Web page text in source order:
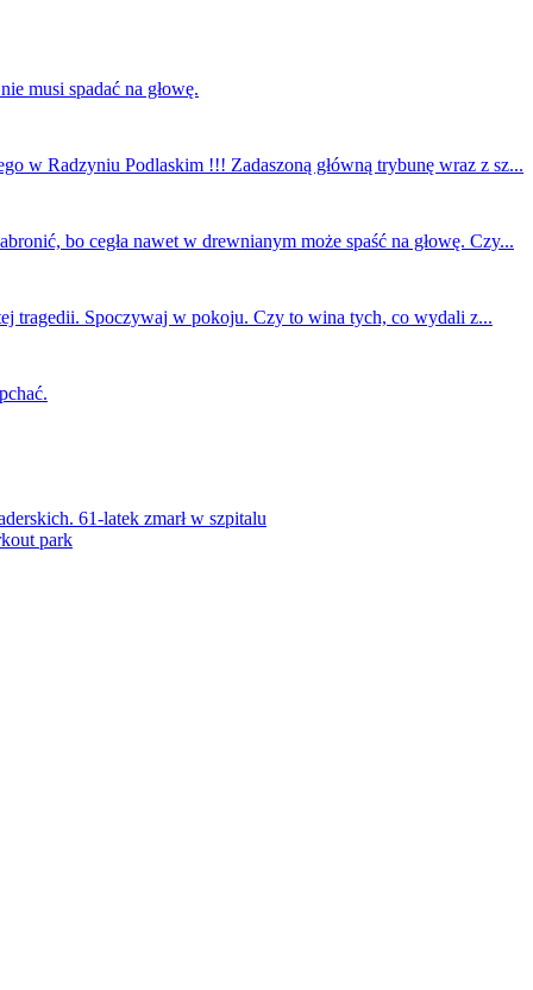
musi spadać na głowę.
w Radzyniu Podlaskim !!! Zadaszoną główną trybunę wraz z sz...
bo cegła nawet w drewnianym może spaść na głowę. Czy...
tragedii. Spoczywaj w pokoju. Czy to wina tych, co wydali z...
61-latek zmarł w szpitalu
park